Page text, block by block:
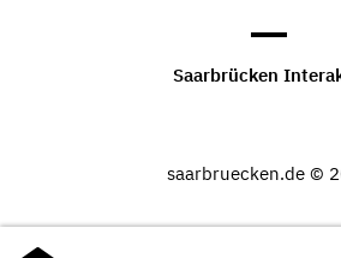
Saarbrücken
saarbruecken.de ©